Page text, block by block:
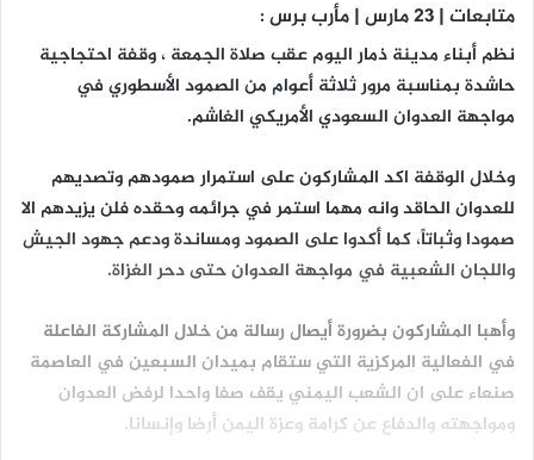
متابعات | 23 مارس | مأرب برس :
نظم أبناء مدينة ذمار اليوم عقب صلاة الجمعة ، وقفة احتجاجية
حاشدة بمناسبة مرور ثلاثة أعوام من الصمود الأسطوري في
مواجهة العدوان السعودي الأمريكي الغاشم.
وخلال الوقفة اكد المشاركون على استمرار صمودهم وتصديهم
للعدوان الحاقد وانه مهما استمر في جرائمه وحقده فلن يزيدهم الا
صمودا وثباتاً، كما أكدوا على الصمود ومساندة ودعم جهود الجيش
واللجان الشعبية في مواجهة العدوان حتى دحر الغزاة.
وأهبا المشاركون بضرورة أيصال رسالة من خلال المشاركة الفاعلة
في الفعالية المركزية التي ستقام بميدان السبعين في العاصمة
صنعاء على ان الشعب اليمني يقف صفا واحدا لرفض العدوان
ومواجهته والدفاع عن كرامة وعزة اليمن أرضا وإنسانا.